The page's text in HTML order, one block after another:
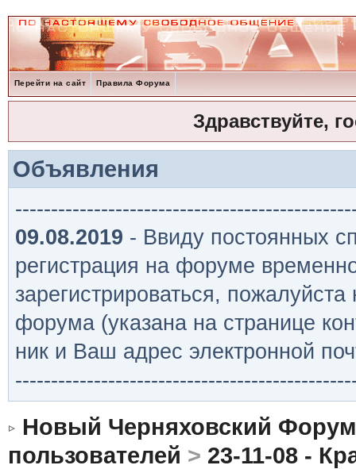
Перейти на сайт Правила Форума
Здравствуйте,
Объявления
09.08.2019 - Ввиду постоянных
регистрация на форуме
зарегистрироваться,
форума (указана на странице
ник и Ваш адрес электронной
Новый Черняховский Форум
пользователей > 23-11-08 -